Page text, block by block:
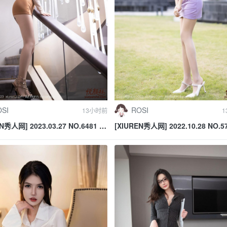
13小时前
秀人网] 2023.03.27 NO.6481 唐
ROSI
[XIUREN秀人网] 2022.10.28